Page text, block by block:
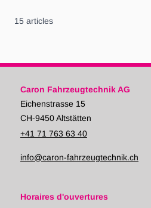
15 articles
Caron Fahrzeugtechnik AG
Eichenstrasse 15
CH-9450 Altstätten
+41 71 763 63 40
info@caron-fahrzeugtechnik.ch
Horaires d'ouvertures